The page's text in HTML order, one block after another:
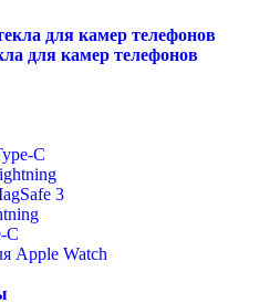
для камер телефонов
C
3
C
Apple Watch